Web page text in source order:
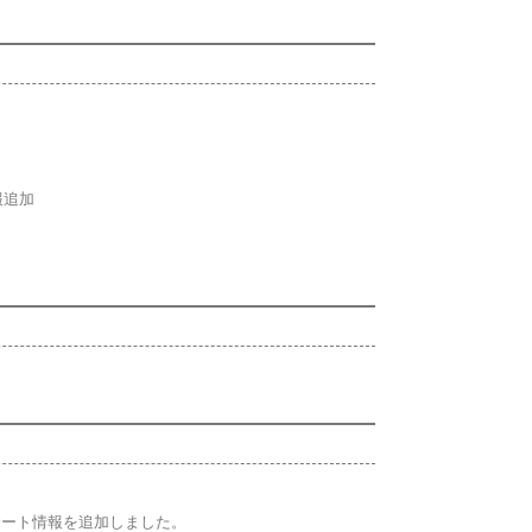
加
情報を追加しました。